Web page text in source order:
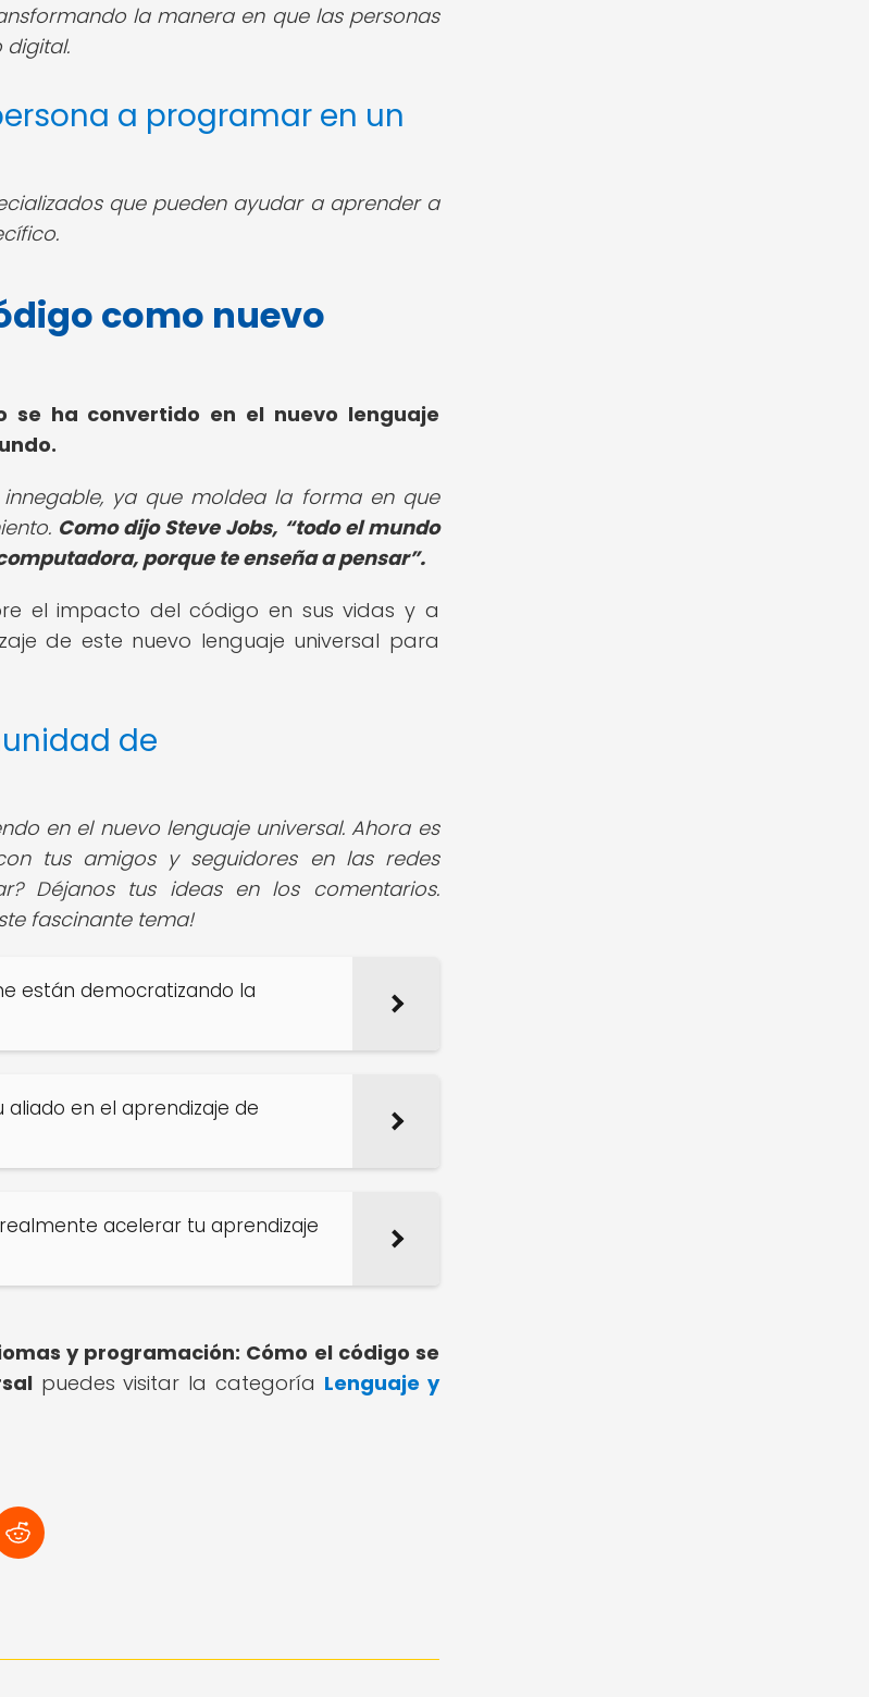
la manera en que las personas
digital.
a programar en un
que pueden ayudar a aprender a
como nuevo
ha convertido en el nuevo lenguaje
ya que moldea la forma en que
Como dijo Steve Jobs,
todo el mundo
porque te enseña a pensar .
el impacto del código en sus vidas y a
de este nuevo lenguaje universal para
de
en el nuevo lenguaje universal. Ahora es
tus amigos y seguidores en las redes
Déjanos tus ideas en los comentarios.
fascinante tema!
están democratizando la
aliado en el aprendizaje de
acelerar tu aprendizaje
y programación: Cómo el código se
puedes visitar la categoría Lenguaje y